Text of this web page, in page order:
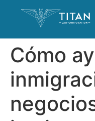
Cómo